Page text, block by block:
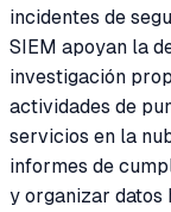
incidentes de
SIEM apoyan la
investigación
actividades de
servicios en la
informes de
y organizar datos